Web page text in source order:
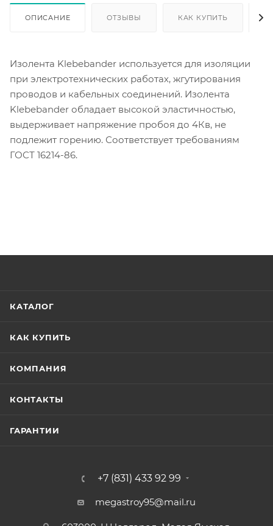
ОПИСАНИЕ ОТЗЫВЫ КАК КУПИТЬ
Изолента Klebebander используется для изоляции
при электротехнических работах, жгутирования
проводов и кабельных соединений. Изолента
Klebebander обладает высокой эластичностью,
выдерживает напряжение пробоя до 4Кв, не
подлежит горению. Соответствует требованиям
ГОСТ 16214-86.
КАТАЛОГ
КАК КУПИТЬ
КОМПАНИЯ
КОНТАКТЫ
ГАРАНТИИ
+7 (831) 433 92 99
megastroy95@mail.ru